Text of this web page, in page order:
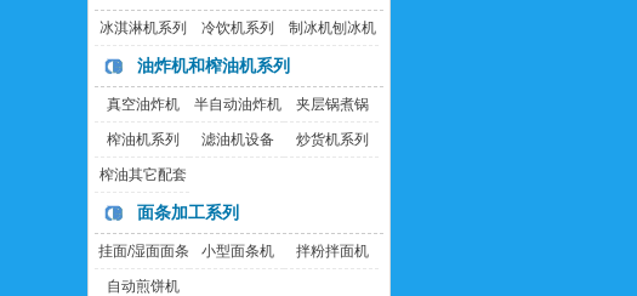
冰淇淋机系列 冷饮机系列 制冰机刨冰机
油炸机和榨油机系列
真空油炸机 半自动油炸机 夹层锅煮锅
榨油机系列 滤油机设备 炒货机系列
榨油其它配套
设备
面条加工系列
挂面/湿面面条
机
小型面条机 拌粉拌面机
自动煎饼机